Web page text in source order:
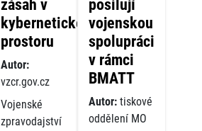
zásah v
kybernetickém
prostoru
Autor:
vzcr.gov.cz
Vojenské
zpravodajství
posilují
vojenskou
spolupráci
v rámci
BMATT
Autor: tiskové
oddělení MO